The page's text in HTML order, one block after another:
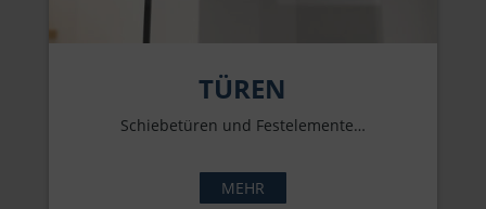
TÜREN
Schiebetüren und Festelemente…
MEHR